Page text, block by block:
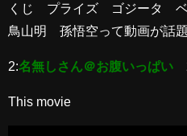
くじ プライズ ゴジータ
鳥山明 孫悟空って動画が話
2:名無しさん＠お腹いっぱい
This movie